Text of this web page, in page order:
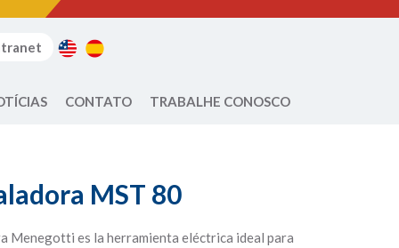
CONTATO TRABALHE CONOSCO
MST 80
Menegotti es la herramienta eléctrica ideal para